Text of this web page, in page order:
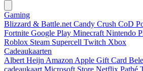
Gaming
Blizzard & Battle.net Candy Crush CoD
Fortnite Google Play Minecraft Nintendo
Roblox Steam Supercell Twitch Xbox
Cadeaukaarten
Albert Heijn Amazon Apple Gift Card
cadeaukaart Microsoft Store Netflix Pathé